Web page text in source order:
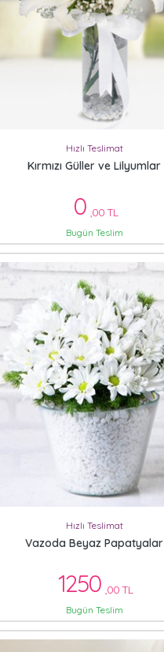
Hızlı Teslimat
Kırmızı Güller ve Lilyumlar
0 ,00 TL
Bugün Teslim
Hızlı Teslimat
Vazoda Beyaz Papatyalar
1250 ,00 TL
Bugün Teslim